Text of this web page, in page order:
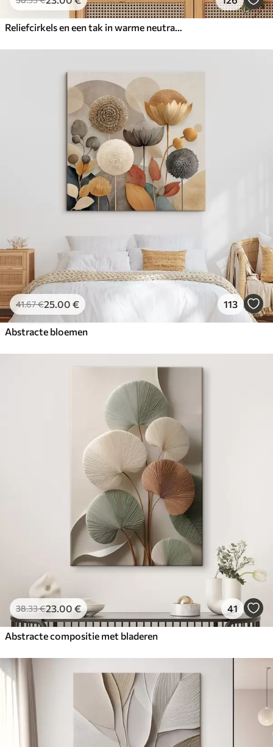
Reliefcirkels en een tak in warme neutrale tinten
41.67€25.00 € 113
Abstracte bloemen
38.33€23.00 € 41
Abstracte compositie met bladeren